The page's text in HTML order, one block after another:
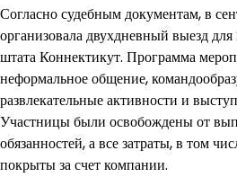
Согласно судебным документам, в
организовала двухдневный выезд
штата Коннектикут. Программа
неформальное общение,
развлекательные активности и
Участницы были освобождены от
обязанностей, а все затраты, в том
покрыты за счет компании.